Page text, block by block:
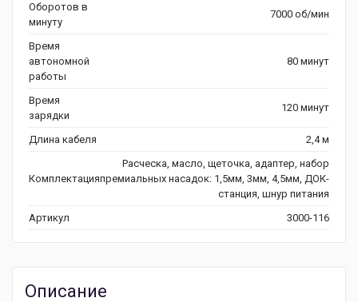
Оборотов в
минуту
7000 об/мин
Время
автономной
работы
80 минут
Время
зарядки
120 минут
Длина кабеля 2,4 м
Комплектация
Расческа, масло, щеточка, адаптер, набор
премиальных насадок: 1,5мм, 3мм, 4,5мм, ДОК-
станция, шнур питания
Артикул
3000-116
Описание